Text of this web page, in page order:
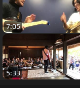
7:05
5:33